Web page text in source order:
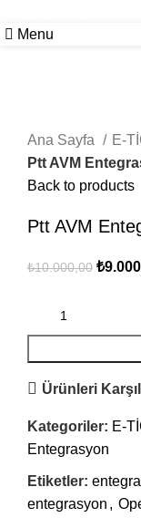
Menu
Ana Sayfa E-
Ptt AVM
Back to products
Ptt AVM
₺10.000,00 ₺
Ürünleri
Kategoriler: E-
Entegrasyon
Etiketler:
entegrasyon ,